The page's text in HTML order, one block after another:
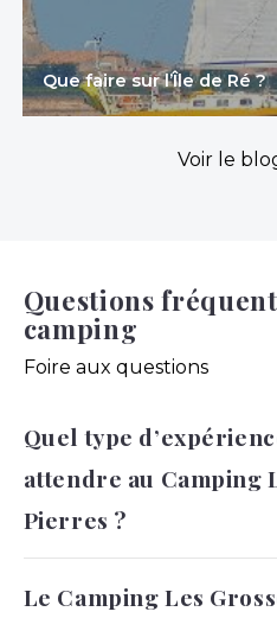
Que faire sur l’Île de Ré ?
Voir le
Questions
camping
Foire aux questions
Quel type
attendre au Camping
Pierres ?
confortable et tourné
Le Camping Les